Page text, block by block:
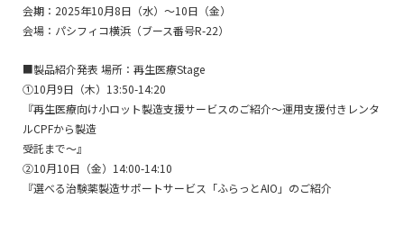
会期：2025年10月8日（水）～10日（金）
会場：パシフィコ横浜（ブース番号R-22）
■製品紹介発表 場所：再生医療Stage
①10月9日（木）13:50-14:20
『再生医療向け小ロット製造支援サービスのご紹介～運用支援付きレンタ
ルCPFから製造
受託まで～』
②10月10日（金）14:00-14:10
『選べる治験薬製造サポートサービス「ふらっとAIO」のご紹介